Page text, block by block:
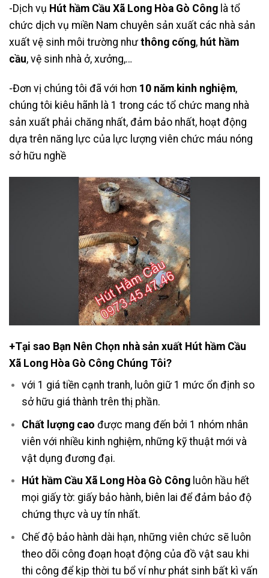
-Dịch vụ Hút hầm Cầu Xã Long Hòa Gò Công là tổ
chức dịch vụ miền Nam chuyên sản xuất các nhà sản
xuất vệ sinh môi trường nhưthông cống, hút hầm
cầu, vệ sinh nhà ở, xưởng,…
-Đơn vị chúng tôi đã với hơn 10 năm kinh nghiệm,
chúng tôi kiêu hãnh là 1 trong các tổ chức mang nhà
sản xuất phải chăng nhất, đảm bảo nhất, hoạt động
dựa trên năng lực của lực lượng viên chức máu nóng
sở hữu nghề
+Tại sao Bạn Nên Chọn nhà sản xuất Hút hầm Cầu
Xã Long Hòa Gò Công Chúng Tôi?
với 1 giá tiền cạnh tranh, luôn giữ 1 mức ổn định so
sở hữu giá thành trên thị phần.
Chất lượng cao được mang đến bởi 1 nhóm nhân
viên với nhiều kinh nghiệm, những kỹ thuật mới và
vật dụng đương đại.
Hút hầm Cầu Xã Long Hòa Gò Côngluôn hầu hết
mọi giấy tờ: giấy bảo hành, biên lai để đảm bảo độ
chứng thực và uy tín nhất.
Chế độ bảo hành dài hạn, những viên chức sẽ luôn
theo dõi công đoạn hoạt động của đồ vật sau khi
thi công để kịp thời tu bổ ví như phát sinh bất kì vấn